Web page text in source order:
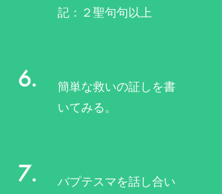
記：２聖句句以上
6.
簡単な救いの証しを書
いてみる。
7.
バプテスマを話し合い